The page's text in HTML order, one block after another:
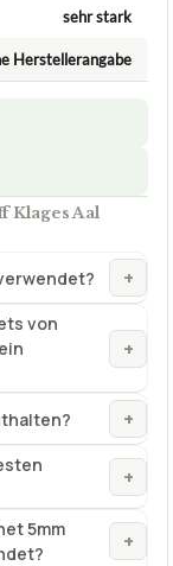
sehr stark
Herstellerangabe
Klages Aal
+
von
+
+
+
5mm
+